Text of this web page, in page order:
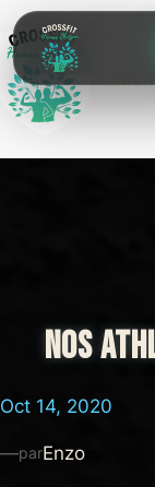
Aller
au
contenu
NOS
Oct 14, 2020
—parEnzo